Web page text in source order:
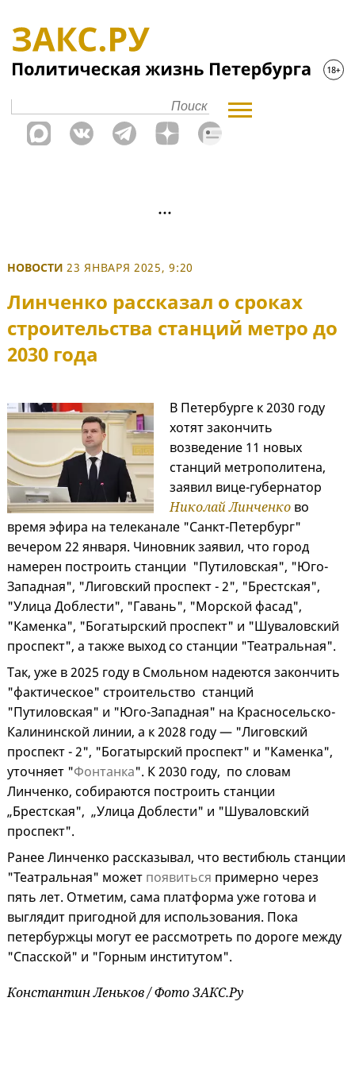
НОВОСТИ 23 ЯНВАРЯ 2025, 9:20
Линченко рассказал о сроках
строительства станций метро до
2030 года
В Петербурге к 2030 году
хотят закончить
возведение 11 новых
станций метрополитена,
заявил вице-губернатор
Николай Линченково
время эфира на телеканале "Санкт-Петербург"
вечером 22 января. Чиновник заявил, что город
намерен построить станции "Путиловская", "Юго-
Западная", "Лиговский проспект - 2", "Брестская",
"Улица Доблести", "Гавань", "Морской фасад",
"Каменка", "Богатырский проспект" и "Шуваловский
проспект", а также выход со станции "Театральная".
Так, уже в 2025 году в Смольном надеются закончить
"фактическое" строительство станций
"Путиловская" и "Юго-Западная" на Красносельско-
Калининской линии, а к 2028 году — "Лиговский
проспект - 2", "Богатырский проспект" и "Каменка",
уточняет "Фонтанка". К 2030 году, по словам
Линченко, собираются построить станции
„Брестская", „Улица Доблести" и "Шуваловский
проспект".
Ранее Линченко рассказывал, что вестибюль станции
"Театральная" может появиться примерно через
пять лет. Отметим, сама платформа уже готова и
выглядит пригодной для использования. Пока
петербуржцы могут ее рассмотреть по дороге между
"Спасской" и "Горным институтом".
Константин Леньков / Фото ЗАКС.Ру